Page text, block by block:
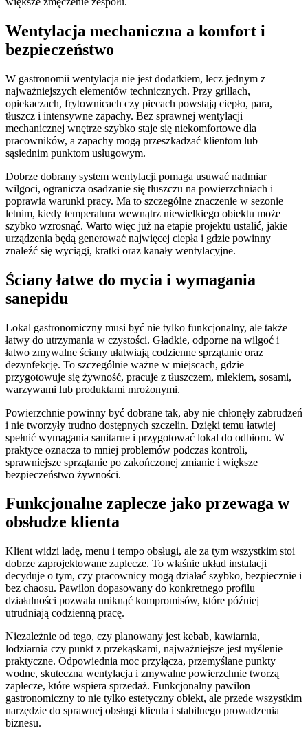
Wentylacja mechaniczna a komfort i
bezpieczeństwo
W gastronomii wentylacja nie jest dodatkiem, lecz jednym z
najważniejszych elementów technicznych. Przy grillach,
opiekaczach, frytownicach czy piecach powstają ciepło, para,
tłuszcz i intensywne zapachy. Bez sprawnej wentylacji
mechanicznej wnętrze szybko staje się niekomfortowe dla
pracowników, a zapachy mogą przeszkadzać klientom lub
sąsiednim punktom usługowym.
Dobrze dobrany system wentylacji pomaga usuwać nadmiar
wilgoci, ogranicza osadzanie się tłuszczu na powierzchniach i
poprawia warunki pracy. Ma to szczególne znaczenie w sezonie
letnim, kiedy temperatura wewnątrz niewielkiego obiektu może
szybko wzrosnąć. Warto więc już na etapie projektu ustalić, jakie
urządzenia będą generować najwięcej ciepła i gdzie powinny
znaleźć się wyciągi, kratki oraz kanały wentylacyjne.
Ściany łatwe do mycia i wymagania
sanepidu
Lokal gastronomiczny musi być nie tylko funkcjonalny, ale także
łatwy do utrzymania w czystości. Gładkie, odporne na wilgoć i
łatwo zmywalne ściany ułatwiają codzienne sprzątanie oraz
dezynfekcję. To szczególnie ważne w miejscach, gdzie
przygotowuje się żywność, pracuje z tłuszczem, mlekiem, sosami,
warzywami lub produktami mrożonymi.
Powierzchnie powinny być dobrane tak, aby nie chłonęły zabrudzeń
i nie tworzyły trudno dostępnych szczelin. Dzięki temu łatwiej
spełnić wymagania sanitarne i przygotować lokal do odbioru. W
praktyce oznacza to mniej problemów podczas kontroli,
sprawniejsze sprzątanie po zakończonej zmianie i większe
bezpieczeństwo żywności.
Funkcjonalne zaplecze jako przewaga w
obsłudze klienta
Klient widzi ladę, menu i tempo obsługi, ale za tym wszystkim stoi
dobrze zaprojektowane zaplecze. To właśnie układ instalacji
decyduje o tym, czy pracownicy mogą działać szybko, bezpiecznie i
bez chaosu. Pawilon dopasowany do konkretnego profilu
działalności pozwala uniknąć kompromisów, które później
utrudniają codzienną pracę.
Niezależnie od tego, czy planowany jest kebab, kawiarnia,
lodziarnia czy punkt z przekąskami, najważniejsze jest myślenie
praktyczne. Odpowiednia moc przyłącza, przemyślane punkty
wodne, skuteczna wentylacja i zmywalne powierzchnie tworzą
zaplecze, które wspiera sprzedaż. Funkcjonalny pawilon
gastronomiczny to nie tylko estetyczny obiekt, ale przede wszystkim
narzędzie do sprawnej obsługi klienta i stabilnego prowadzenia
biznesu.